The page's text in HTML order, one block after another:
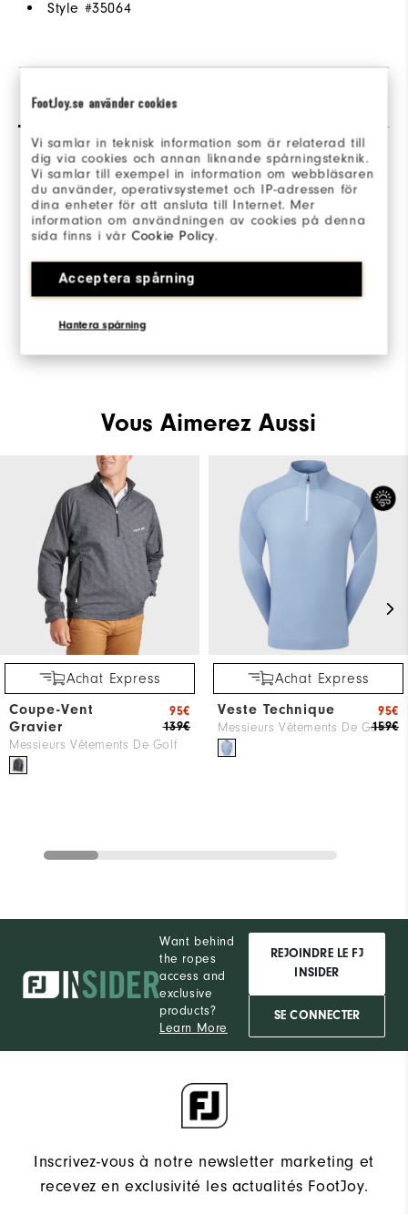
FootJoy.se använder cookies
Vi samlar in teknisk information som är relaterad till
dig via cookies och annan liknande spårningsteknik.
Vi samlar till exempel in information om webbläsaren
du använder, operativsystemet och IP-adressen för
dina enheter för att ansluta till Internet. Mer
information om användningen av cookies på denna
sida finns i vårCookie Policy.
Acceptera spårning
Hantera spårning
Style #35064
Avis
Be the first to review this product
Share your thoughts with other customers.
Vous Aimerez Aussi
Achat Express
Coupe-Vent
Gravier
Messieurs Vêtements De Golf
139€
95€
Achat Express
Veste Technique
Messieurs Vêtements De Golf159€
95€
Want behind
the ropes
access and
exclusive
products?
Learn More
REJOINDRE LE FJ
INSIDER
SE CONNECTER
Inscrivez-vous à notre newsletter marketing et
recevez en exclusivité les actualités FootJoy.